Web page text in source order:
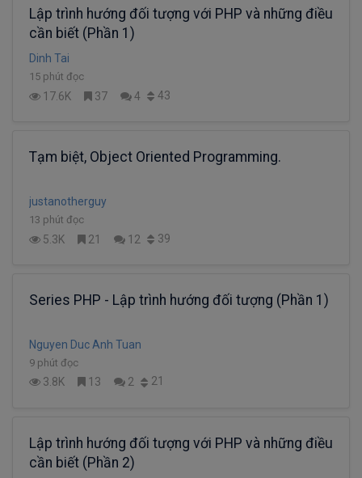
Lập trình hướng đối tượng với PHP và những điều
cần biết (Phần 1)
Dinh Tai
15 phút đọc
17.6K 37 4 43
Tạm biệt, Object Oriented Programming.
justanotherguy
13 phút đọc
5.3K 21 12 39
Series PHP - Lập trình hướng đối tượng (Phần 1)
Nguyen Duc Anh Tuan
9 phút đọc
3.8K 13 2 21
Lập trình hướng đối tượng với PHP và những điều
cần biết (Phần 2)